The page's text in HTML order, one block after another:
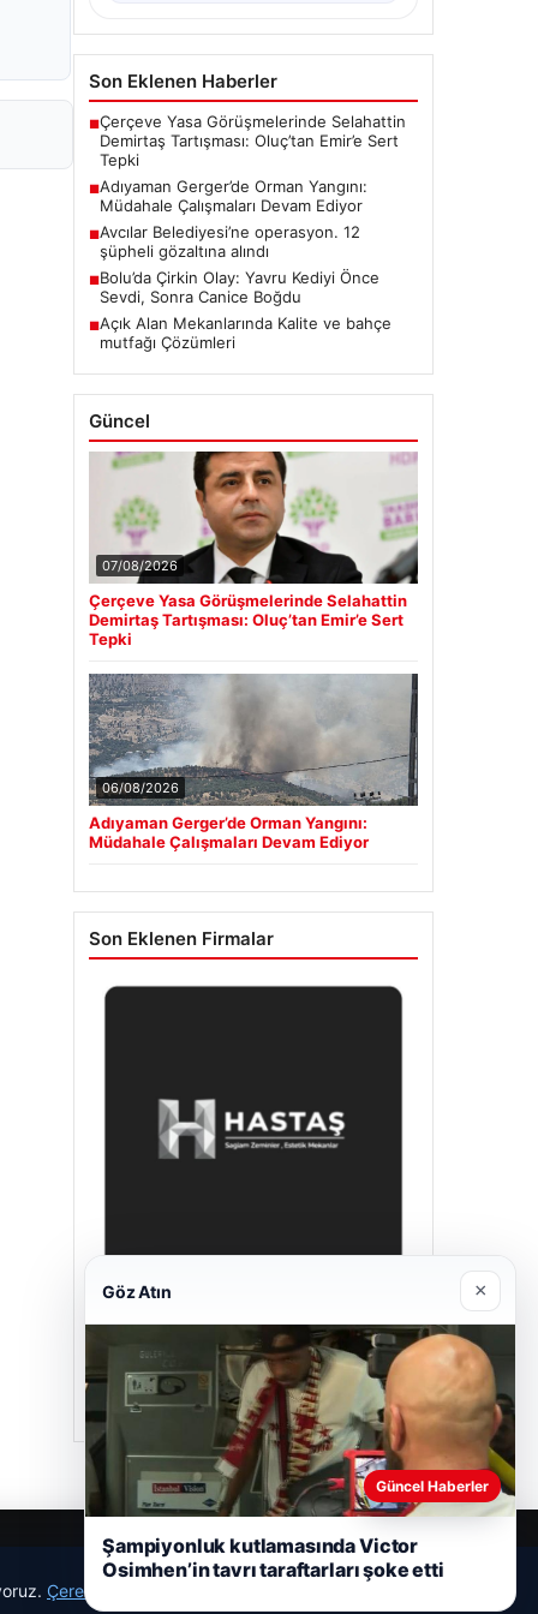
Son Eklenen Haberler
■Çerçeve Yasa Görüşmelerinde Selahattin
Demirtaş Tartışması: Oluç’tan Emir’e Sert
Tepki
■Adıyaman Gerger’de Orman Yangını:
Müdahale Çalışmaları Devam Ediyor
■Avcılar Belediyesi’ne operasyon. 12
şüpheli gözaltına alındı
■Bolu’da Çirkin Olay: Yavru Kediyi Önce
Sevdi, Sonra Canice Boğdu
■Açık Alan Mekanlarında Kalite ve bahçe
mutfağı Çözümleri
Güncel
07/08/2026
Çerçeve Yasa Görüşmelerinde Selahattin
Demirtaş Tartışması: Oluç’tan Emir’e Sert
Tepki
06/08/2026
Adıyaman Gerger’de Orman Yangını:
Müdahale Çalışmaları Devam Ediyor
Son Eklenen Firmalar
Hastaş Beton
26/05/2026
Çerez Politikamız
Göz Atın ×
Güncel Haberler
Şampiyonluk kutlamasında Victor
Osimhen’in tavrı taraftarları şoke etti